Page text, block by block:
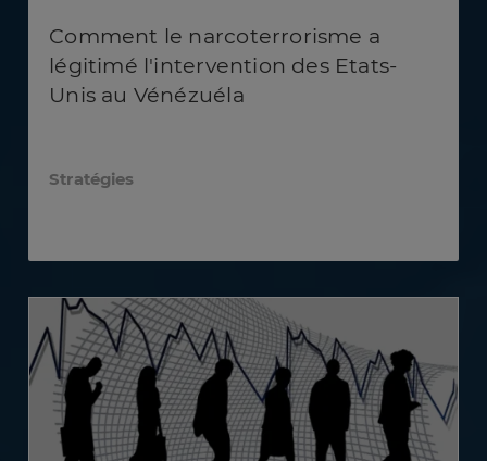
Comment le narcoterrorisme a
légitimé l'intervention des Etats-
Unis au Vénézuéla
Stratégies